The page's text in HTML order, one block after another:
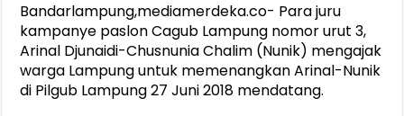
Bandarlampung,mediamerdeka.co- Para juru
kampanye paslon Cagub Lampung nomor urut 3,
Arinal Djunaidi-Chusnunia Chalim (Nunik) mengajak
warga Lampung untuk memenangkan Arinal-Nunik
di Pilgub Lampung 27 Juni 2018 mendatang.